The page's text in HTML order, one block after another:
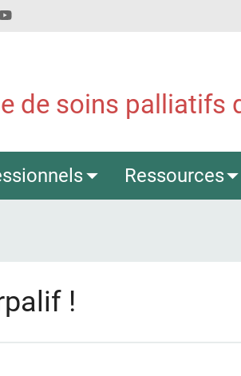
de soins palliatifs
Ressources
!